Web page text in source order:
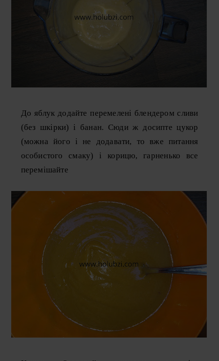
До яблук додайте перемелені блендером сливи
(без шкірки) і банан. Сюди ж досипте цукор
(можна його і не додавати, то вже питання
особистого смаку) і корицю, гарненько все
перемішайте